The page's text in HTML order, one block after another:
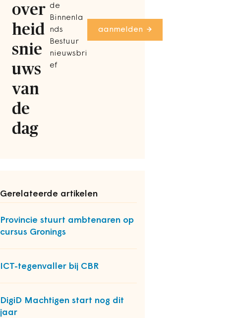
over
heid
snie
uws
van
de
dag
de
Binnenla
nds
Bestuur
nieuwsbri
ef
aanmelden
Gerelateerde artikelen
Provincie stuurt ambtenaren op
cursus Gronings
ICT-tegenvaller bij CBR
DigiD Machtigen start nog dit
jaar